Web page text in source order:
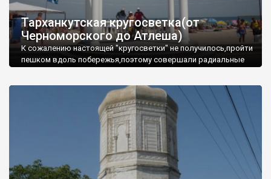
Тарханкутская кругосветка(от
Черноморского до Атлеша)
К сожалению настоящей "кругосветки" не получилось,пройти
пешком вдоль побережья,поэтому совершали радиальные